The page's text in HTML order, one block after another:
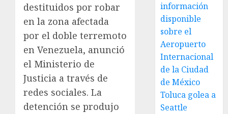
destituidos por robar
en la zona afectada
por el doble terremoto
en Venezuela, anunció
el Ministerio de
Justicia a través de
redes sociales. La
detención se produjo
información
disponible
sobre el
Aeropuerto
Internacional
de la Ciudad
de México
Toluca golea a
Seattle